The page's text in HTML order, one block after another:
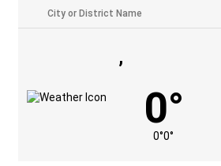
,
0°
0°0°